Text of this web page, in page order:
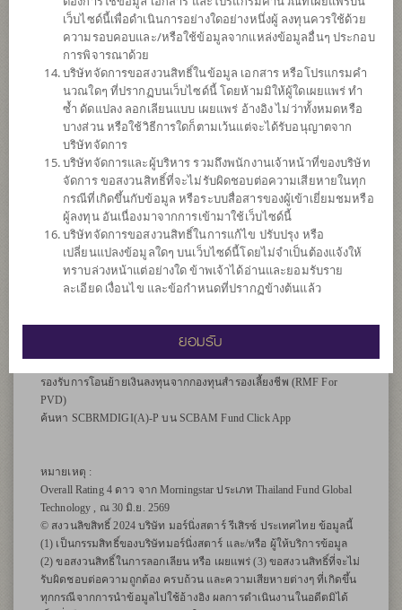
สหรัฐ (USD) กองทุนหลักจะลงทุนอย่างน้อย 75% ของมูลค่าทรัพย์สิน
ในหุ้นหรือหลักทรัพย์เทียบเท่าหุ้นซึ่งออกโดยบริษัททั่วโลกที่มีรายได้
จากนวัตกรรมของเทคโนโลยี (innovative technologies) ซึ่งรวมถึงแต่ไม่
จำกัดเพียงปัญญาประดิษฐ์ (artificial intelligence) cloud computing และ
วิทยาการหุ่นยนต์ (robotics) ส่วนที่เหลือไม่เกิน 25% ของมูลค่า
ทรัพย์สิน กองทุนหลักอาจลงทุนในหลักทรัพย์ที่เปลี่ยนมือได้ ตราสาร
ตลาดเงินหรือเงินสด ซึ่งการลงทุนดังกล่าวจะลงทุนในตราสารหนี้ไม่
เกิน 15% ของมูลค่าทรัพย์สิน และลงทุนใน UCITS หรือ UCIs ไม่เกิน
10% ของมูลค่าทรัพย์สิน กองทุนอาจลงทุนในหน่วยลงทุนของกองทุน
รวม หรือกองทุนรวมอสังหาริมทรัพย์ (กอง1) หรือทรัสต์เพื่อการลงทุน
ในอสังหาริมทรัพย์ (REITs) หรือกองทุนรวมโครงสร้างพื้นฐาน (infra)
ซึ่งอยู่ภายใต้การจัดการของบริษัทจัดการในสัดส่วนไม่เกิน 20% ของ
NAV
กองทุนอาจลงทุนในสัญญาซื้อขายล่วงหน้า (Derivatives) เพื่อเพิ่ม
ประสิทธิภาพการบริหารการลงทุน (Efficient portfolio management)
และ/หรือการบริหารความเสี่ยง โดยป้องกันความเสี่ยงจากอัตราแลก
เปลี่ยน (Hedging) ตามดุลยพินิจของผู้จัดการกองทุน
*คำเตือน: ผู้ลงทุนควรศึกษาสิทธิประโยชน์ทางภาษีที่ระบุไว้ในคู่มือ
การลงทุนของกองทุน RMF ก่อนตัดสินใจลงทุน**
รองรับการโอนย้ายเงินลงทุนจากกองทุนสำรองเลี้ยงชีพ (RMF For
PVD)
ค้นหา SCBRMDIGI(A)-P บน SCBAM Fund Click App
หมายเหตุ :
Overall Rating 4 ดาว จาก Morningstar ประเภท Thailand Fund Global
Technology , ณ 30 มิ.ย. 2569
© สงวนลิขสิทธิ์ 2024 บริษัท มอร์นิ่งสตาร์ รีเสิรซ์ ประเทศไทย ข้อมูลนี้
(1) เป็นกรรมสิทธิ์ของบริษัทมอร์นิ่งสตาร์ และ/หรือ ผู้ให้บริการข้อมูล
(2) ขอสงวนสิทธิ์ในการลอกเลียน หรือ เผยแพร่ (3) ขอสงวนสิทธิ์ที่จะไม่
รับผิดชอบต่อความถูกต้อง ครบถ้วน และความเสียหายต่างๆ ที่เกิดขึ้น
ทุกกรณีจากการนำข้อมูลไปใช้อ้างอิง ผลการดำเนินงานในอดีตมิได้
เว็บไซด์นี้เพื่อดำเนินการอย่างใดอย่างหนึ่งผู้ ลงทุนควรใช้ด้วย
ความรอบคอบและ/หรือใช้ข้อมูลจากแหล่งข้อมูลอื่นๆ ประกอบ
การพิจารณาด้วย
บริษัทจัดการขอสงวนสิทธิ์ในข้อมูล เอกสาร หรือโปรแกรมคำ
นวณใดๆ ที่ปรากฏบนเว็บไซด์นี้ โดยห้ามมิให้ผู้ใดเผยแพร่ ทำ
ซ้ำ ดัดแปลง ลอกเลียนแบบ เผยแพร่ อ้างอิง ไม่ว่าทั้งหมดหรือ
บางส่วน หรือใช้วิธีการใดก็ตามเว้นแต่จะได้รับอนุญาตจาก
บริษัทจัดการ
บริษัทจัดการและผู้บริหาร รวมถึงพนักงานเจ้าหน้าที่ของบริษัท
จัดการ ขอสงวนสิทธิ์ที่จะไม่รับผิดชอบต่อความเสียหายในทุก
กรณีที่เกิดขึ้นกับข้อมูล หรือระบบสื่อสารของผู้เข้าเยี่ยมชมหรือ
ผู้ลงทุน อันเนื่องมาจากการเข้ามาใช้เว็บไซด์นี้
บริษัทจัดการขอสงวนสิทธิ์ในการแก้ไข ปรับปรุง หรือ
เปลี่ยนแปลงข้อมูลใดๆ บนเว็บไซด์นี้โดยไม่จำเป็นต้องแจ้งให้
ทราบล่วงหน้าแต่อย่างใด ข้าพเจ้าได้อ่านและยอมรับราย
ละเอียด เงื่อนไข และข้อกำหนดที่ปรากฏข้างต้นแล้ว
ยอมรับ